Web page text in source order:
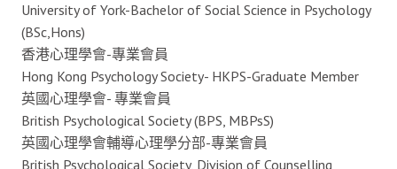
University of York-Bachelor of Social Science in Psychology
(BSc,Hons)
香港心理學會-專業會員
Hong Kong Psychology Society- HKPS-Graduate Member
英國心理學會- 專業會員
British Psychological Society (BPS, MBPsS)
英國心理學會輔導心理學分部-專業會員
British Psychological Society, Division of Counselling